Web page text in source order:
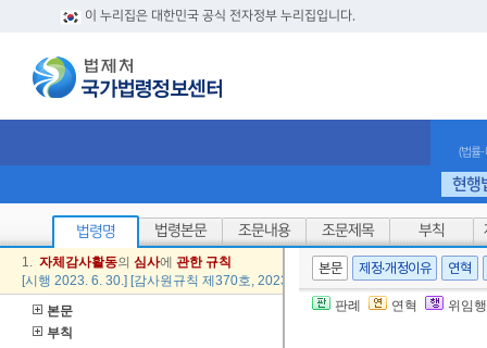
이 누리집은 대한민국 공식 전자정부 누리집입니다.
(법률
현행
법령명 법령본문 조문내용 조문제목 부칙
1. 자체 감사활동의 심사에 관한 규칙
[시행 2023. 6. 30.] [감사원규칙 제370호, 2023. 6. 30., 일부개정]
본문
부칙
본문 제정·개정이유 연혁
판례 연혁 위임